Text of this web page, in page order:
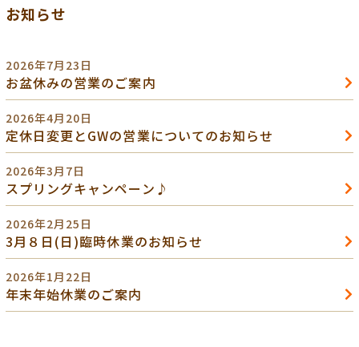
お知らせ
2026年7月23日
お盆休みの営業のご案内
2026年4月20日
定休日変更とGWの営業についてのお知らせ
2026年3月7日
スプリングキャンペーン♪
2026年2月25日
3月８日(日)臨時休業のお知らせ
2026年1月22日
年末年始休業のご案内